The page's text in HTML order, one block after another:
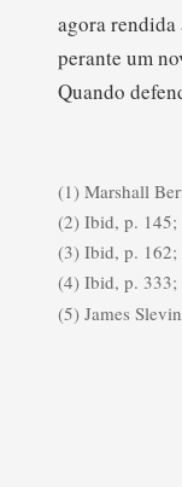
agora
perante um
Quando
(1) Marshall
(2) Ibid, p. 145;
(3) Ibid, p. 162;
(4) Ibid, p. 333;
(5) James